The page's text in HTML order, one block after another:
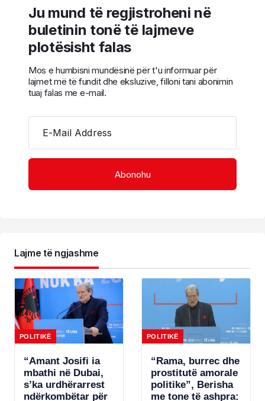
Ju mund të regjistroheni në
buletinin tonë të lajmeve
plotësisht falas
Mos e humbisni mundësinë për t'u informuar për
lajmet më të fundit dhe eksluzive, filloni tani abonimin
tuaj falas me e-mail.
E-Mail Address
Lajme të ngjashme
POLITIKË
“Amant Josifi ia
mbathi në Dubai,
s’ka urdhërarrest
ndërkombëtar për
POLITIKË
“Rama, burrec dhe
prostitutë amorale
politike”, Berisha
me tone të ashpra: